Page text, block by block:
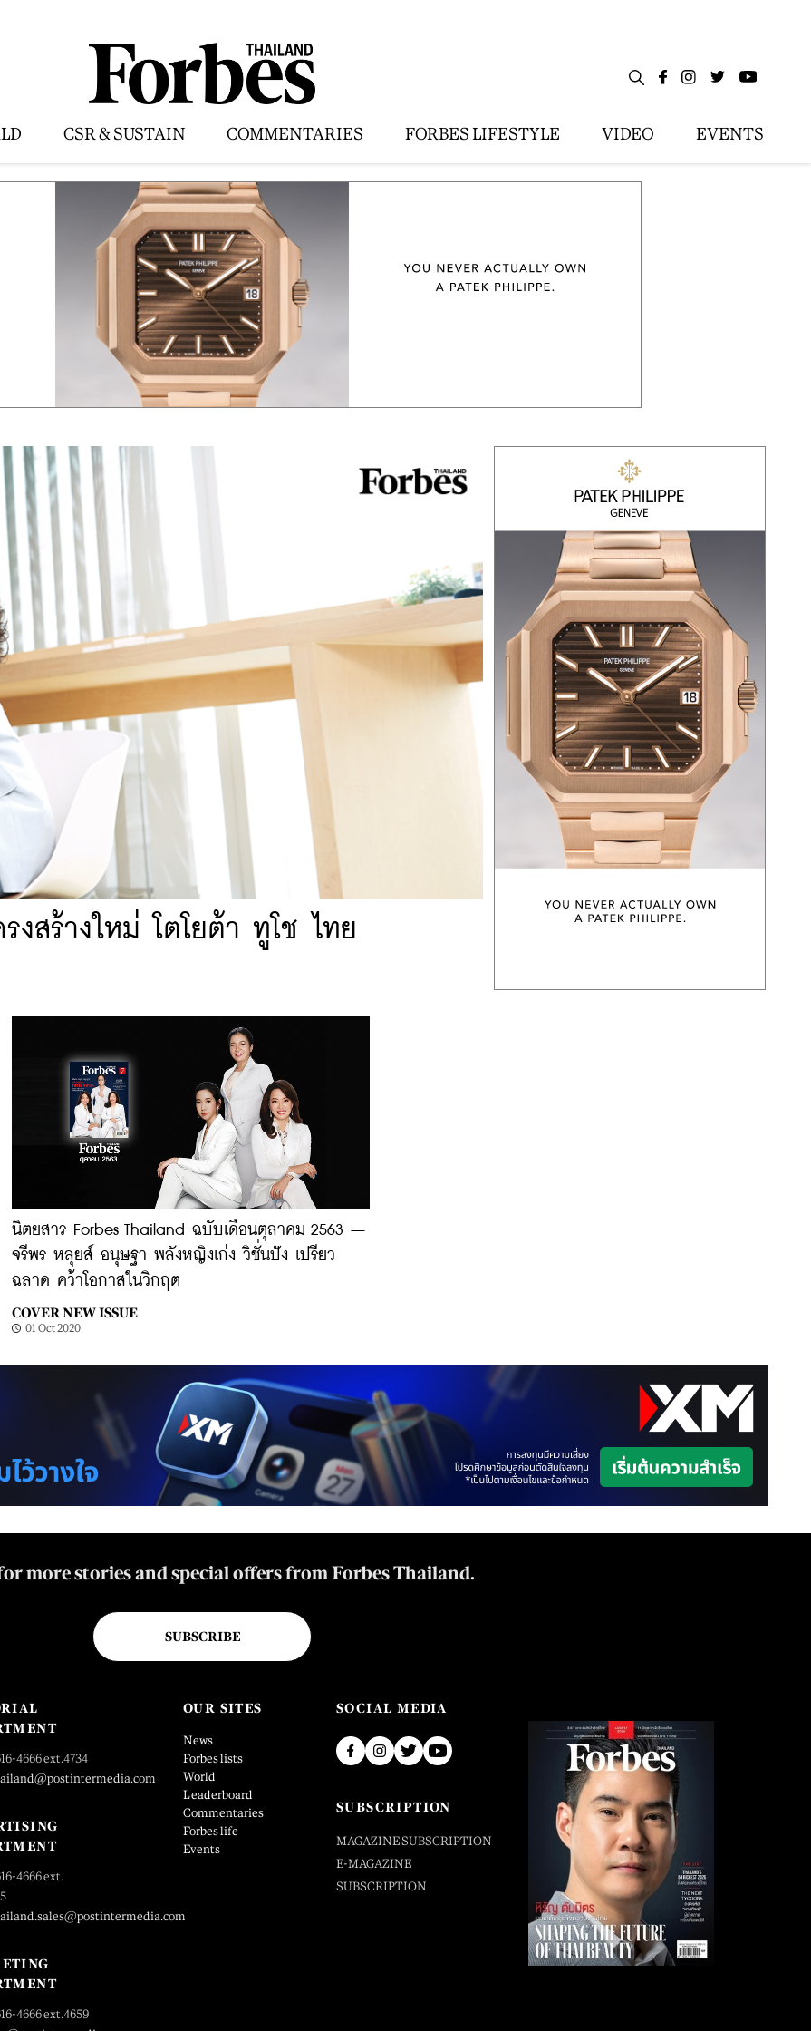
CSR & SUSTAIN COMMENTARIES FORBES LIFESTYLE VIDEO EVENTS
งสร้างใหม่ โตโยต้า ทูโช ไทย
นิตยสาร Forbes Thailand ฉบับเดือนตุลาคม 2563 –
จรีพร หลุยส์ อนุษฐา พลังหญิงเก่ง วิชั่นปัง เปรียว
ฉลาด คว้าโอกาสในวิกฤต
COVER NEW ISSUE
01 Oct 2020
more stories and special offers from Forbes Thailand.
SUBSCRIBE
4666 ext.4734
4666 ext.
4666 ext.4659
OUR SITES
News
Forbes lists
World
Leaderboard
Commentaries
Forbes life
Events
SOCIAL MEDIA
SUBSCRIPTION
MAGAZINE SUBSCRIPTION
E-MAGAZINE
SUBSCRIPTION